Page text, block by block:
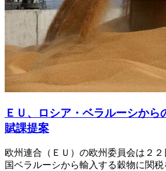
ＥＵ、ロシア・ベラルーシから
賦課提案
欧州連合（ＥＵ）の欧州委員会は２
国ベラルーシから輸入する穀物に関